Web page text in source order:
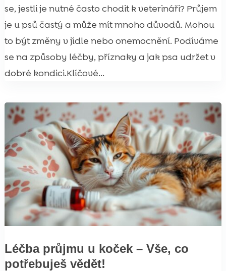
se, jestli je nutné často chodit k veterináři? Průjem
je u psů častý a může mít mnoho důvodů. Mohou
to být změny v jídle nebo onemocnění. Podíváme
se na způsoby léčby, příznaky a jak psa udržet v
dobré kondici.Klíčové...
Léčba průjmu u koček – Vše, co
potřebuješ vědět!